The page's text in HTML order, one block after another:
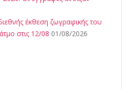
έκθεση ζωγραφικής του
στις 12/08 01/08/2026